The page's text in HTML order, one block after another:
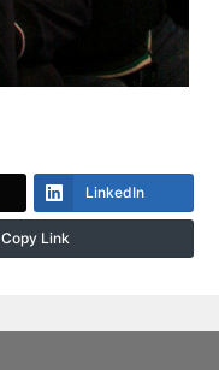
LinkedIn
Copy Link